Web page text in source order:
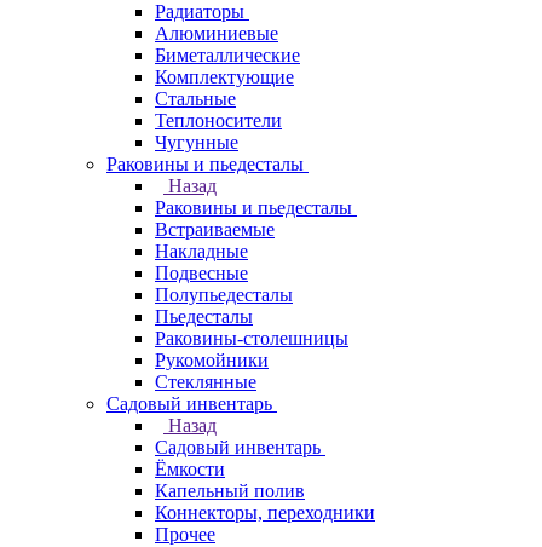
Радиаторы
Алюминиевые
Биметаллические
Комплектующие
Стальные
Теплоносители
Чугунные
Раковины и пьедесталы
Назад
Раковины и пьедесталы
Встраиваемые
Накладные
Подвесные
Полупьедесталы
Пьедесталы
Раковины-столешницы
Рукомойники
Стеклянные
Садовый инвентарь
Назад
Садовый инвентарь
Ёмкости
Капельный полив
Коннекторы, переходники
Прочее